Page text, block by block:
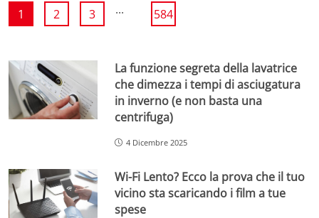
1 2 3 ... 584
La funzione segreta della lavatrice
che dimezza i tempi di asciugatura
in inverno (e non basta una
centrifuga)
4 Dicembre 2025
Wi-Fi Lento? Ecco la prova che il tuo
vicino sta scaricando i film a tue
spese